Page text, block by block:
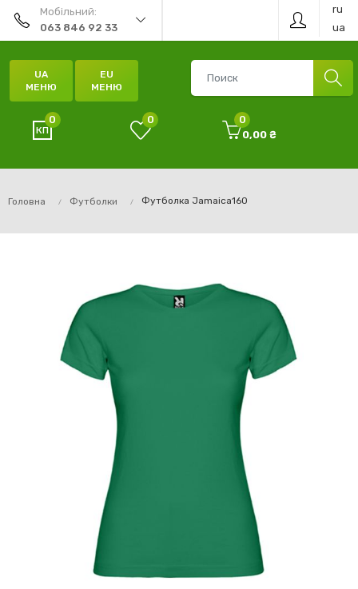
Мобільний:
063 846 92 33
ru
ua
UA
МЕНЮ
EU
МЕНЮ
0 0
0
0,00 ₴
Головна Футболки Футболка Jamaica160